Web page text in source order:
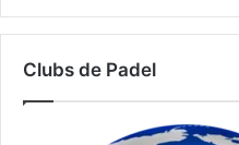
Clubs de Padel